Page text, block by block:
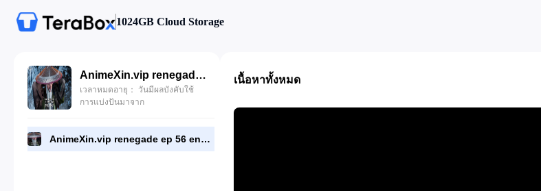
1024GB Cloud Storage
AnimeXin.vip renegade ep 56 eng.mp4
เวลาหมดอายุ： วันมีผลบังคับใช้
การแบ่งปันมาจาก
AnimeXin.vip renegade ep 56 eng.mp4
เนื้อหาทั้งหมด